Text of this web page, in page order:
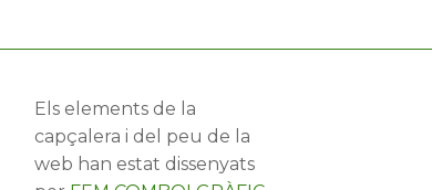
Els elements de la
capçalera i del peu de la
web han estat dissenyats